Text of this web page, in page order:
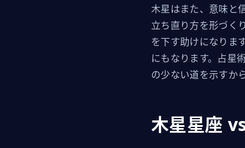
木星はまた、意味と
立ち直り方を形づく
を下す助けになりま
にもなります。占星
の少ない道を示すから
木星星座